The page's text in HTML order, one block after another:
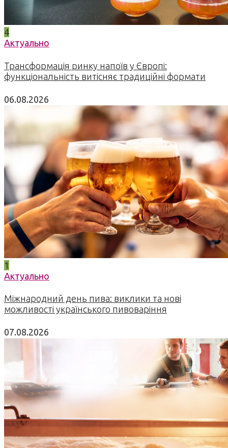
4
Актуально
Трансформація ринку напоїв у Європі:
функціональність витісняє традиційні формати
06.08.2026
1
Актуально
Міжнародний день пива: виклики та нові
можливості українського пивоваріння
07.08.2026